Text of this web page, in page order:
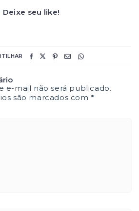
Deixe seu like!
e-mail não será publicado.
são marcados com*